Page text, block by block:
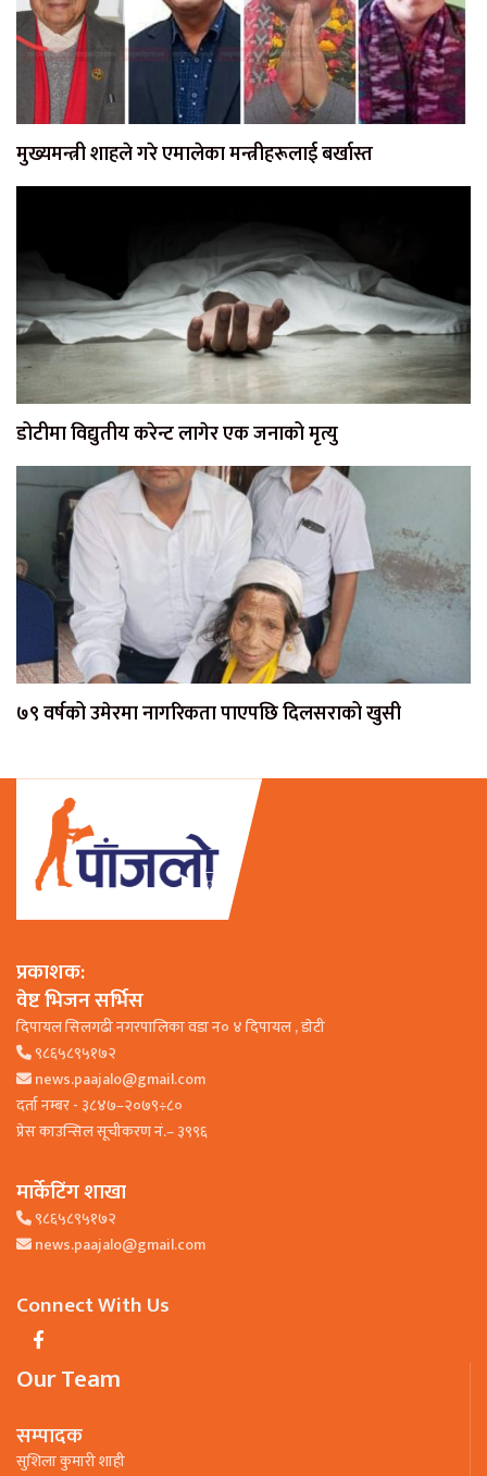
मुख्यमन्त्री शाहले गरे एमालेका मन्त्रीहरूलाई बर्खास्त
डोटीमा विद्युतीय करेन्ट लागेर एक जनाको मृत्यु
७९ वर्षको उमेरमा नागरिकता पाएपछि दिलसराको खुसी
प्रकाशक:
वेष्ट भिजन सर्भिस
दिपायल सिलगढी नगरपालिका वडा न० ४ दिपायल , डाेटी
९८६५८९५१७२
news.paajalo@gmail.com
दर्ता नम्बर - ३८४७–२०७९÷८०
प्रेस काउन्सिल सूचीकरण नं.– ३९९६
मार्केटिंग शाखा
९८६५८९५१७२
news.paajalo@gmail.com
Connect With Us
Our Team
सम्पादक
सुशिला कुमारी शाही